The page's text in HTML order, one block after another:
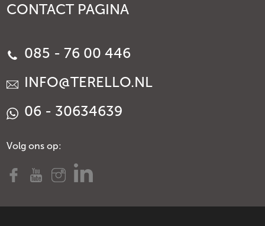
CONTACT PAGINA
085 - 76 00 446
INFO@TERELLO.NL
06 - 30634639
Volg ons op: